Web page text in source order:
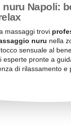
Napoli:
massaggi trovi
nuru nella
sensuale al
esperte pronte a
di rilassamento e